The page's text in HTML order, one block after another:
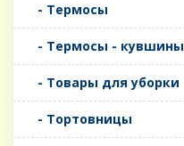
- Термосы
- Термосы - кувшины
- Товары для уборки
- Тортовницы